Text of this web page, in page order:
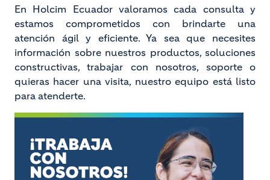
En Holcim Ecuador valoramos cada consulta y
estamos comprometidos con brindarte una
atención ágil y eficiente. Ya sea que necesites
información sobre nuestros productos, soluciones
constructivas, trabajar con nosotros, soporte o
quieras hacer una visita, nuestro equipo está listo
para atenderte.
Image